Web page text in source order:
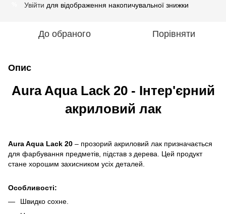
Увійти для відображення накопичувальної знижки
До обраного Порівняти
Опис
Aura Aqua Lack 20 - Інтер'єрний
акриловий лак
Aura Aqua Lack 20 – прозорий акриловий лак призначається
для фарбування предметів, підстав з дерева. Цей продукт
стане хорошим захисником усіх деталей.
Особливості:
Швидко сохне.